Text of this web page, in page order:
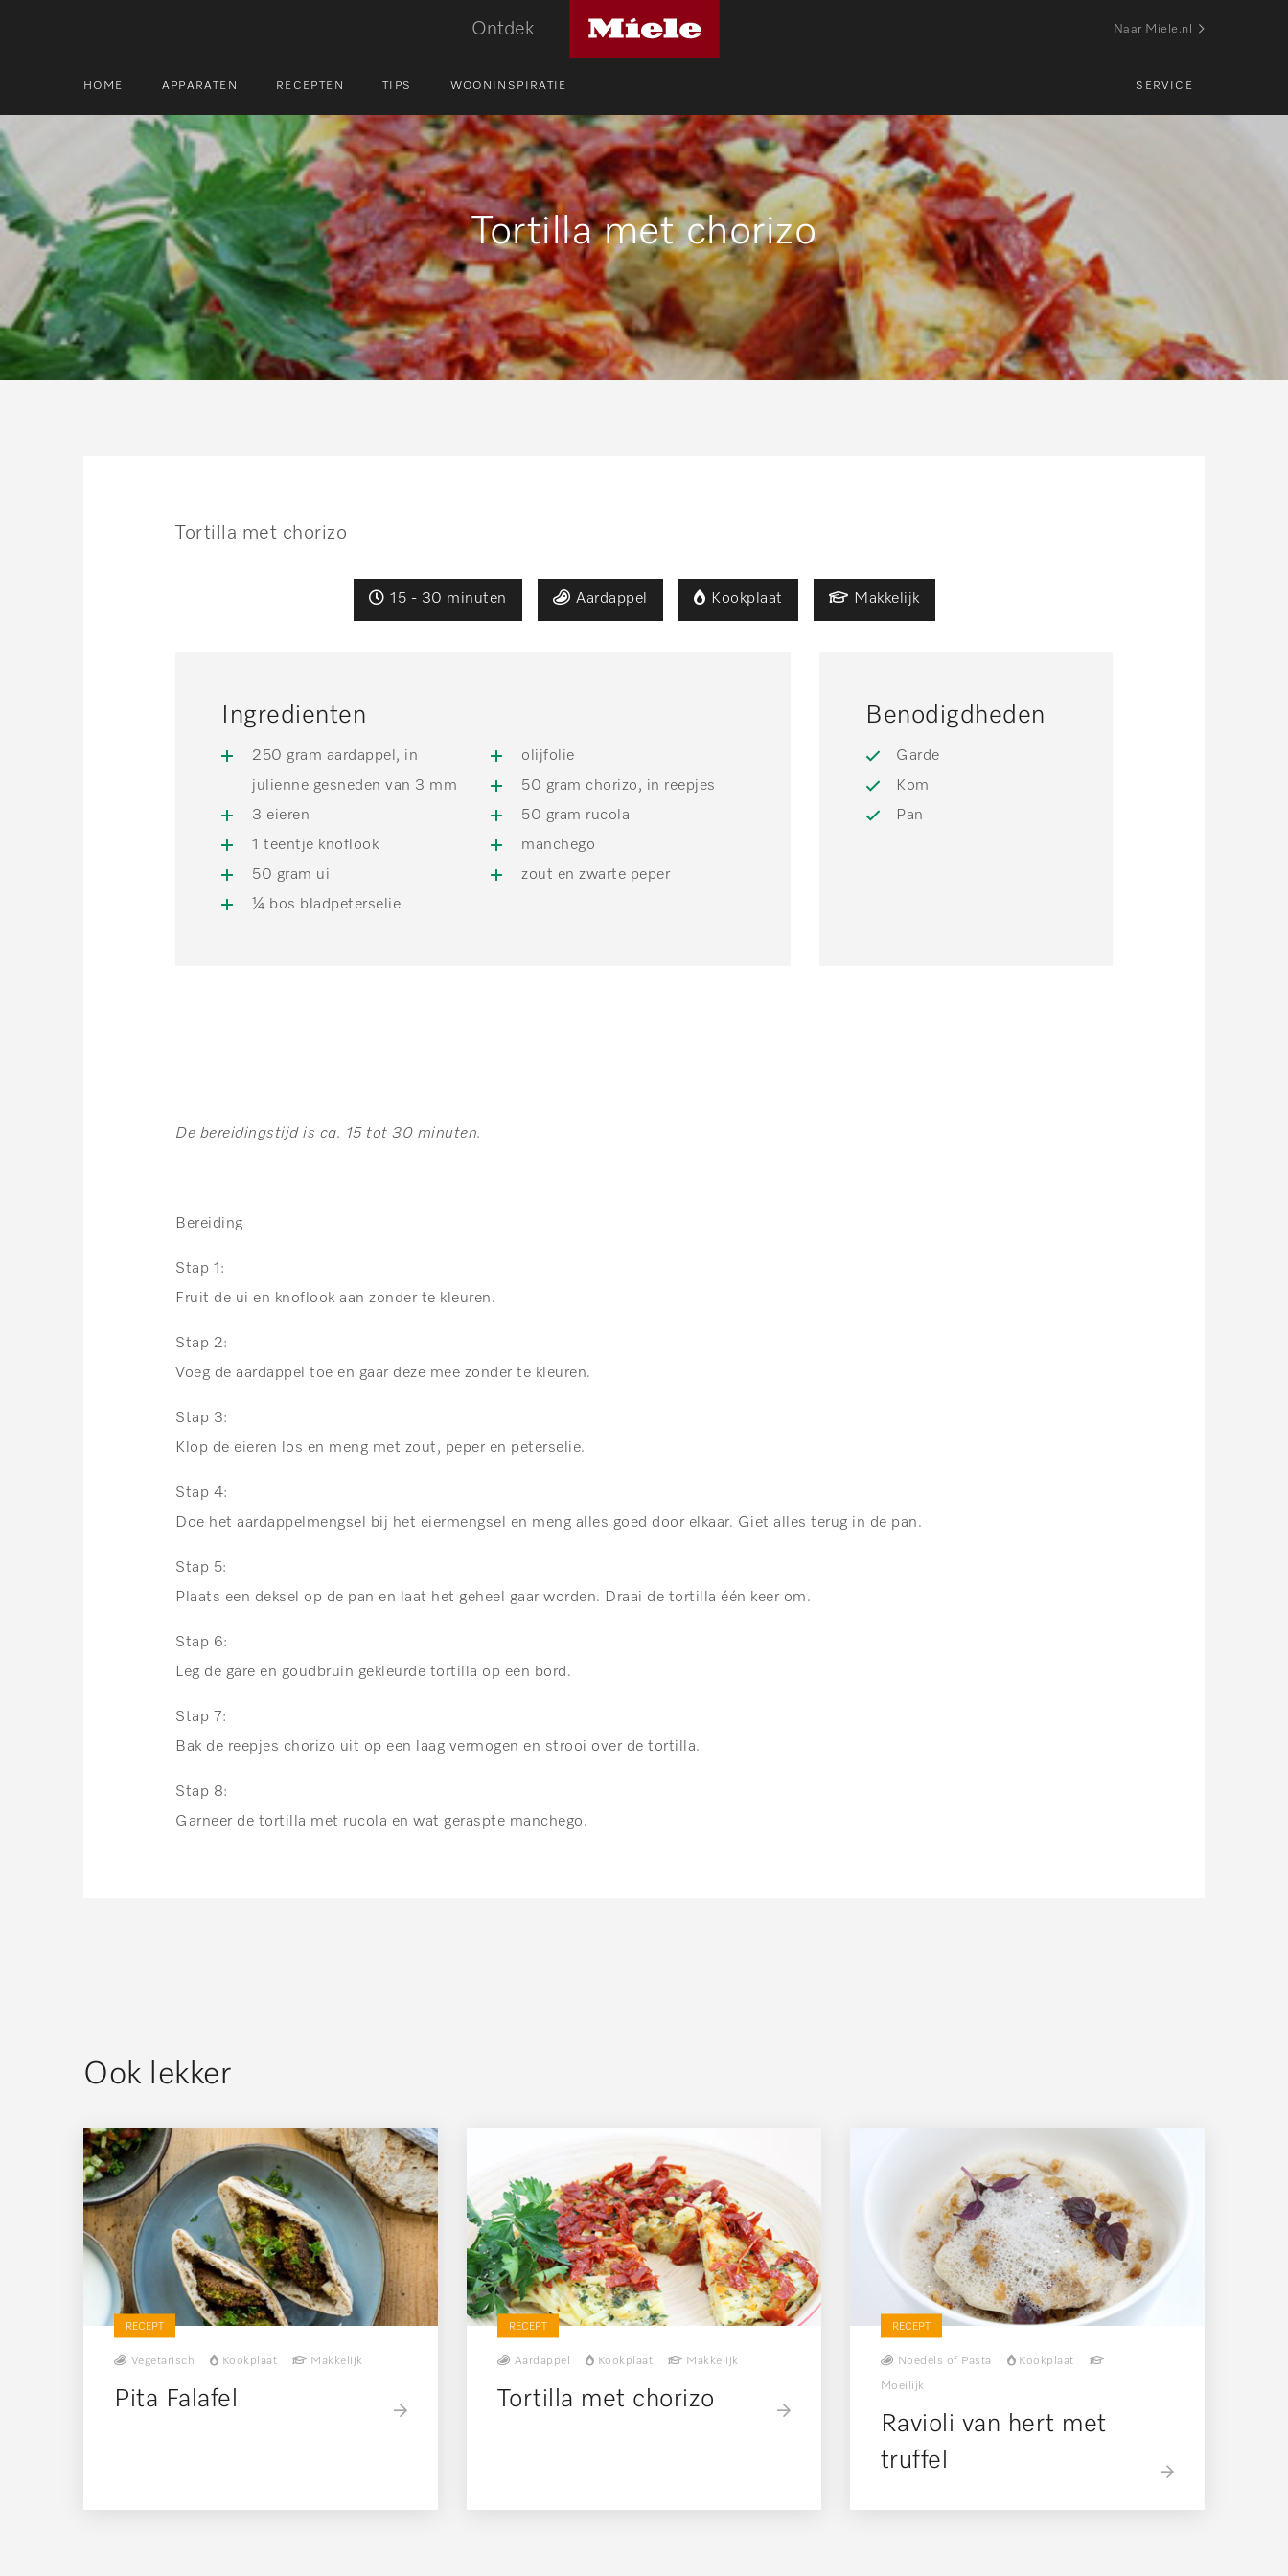
Ontdek
logo
Naar Miele.nl
HOME APPARATEN RECEPTEN TIPS WOONINSPIRATIE SERVICE
Zoek
Zoek
Tortilla met chorizo
Tortilla met chorizo
15 - 30 minuten Aardappel Kookplaat Makkelijk
Ingredienten
250 gram aardappel, in
julienne gesneden van 3 mm
3 eieren
1 teentje knoflook
50 gram ui
¼ bos bladpeterselie
olijfolie
50 gram chorizo, in reepjes
50 gram rucola
manchego
zout en zwarte peper
Benodigdheden
Garde
Kom
Pan
De bereidingstijd is ca. 15 tot 30 minuten.
Bereiding
Stap 1:
Fruit de ui en knoflook aan zonder te kleuren.
Stap 2:
Voeg de aardappel toe en gaar deze mee zonder te kleuren.
Stap 3:
Klop de eieren los en meng met zout, peper en peterselie.
Stap 4:
Doe het aardappelmengsel bij het eiermengsel en meng alles goed door elkaar. Giet alles terug in de pan.
Stap 5:
Plaats een deksel op de pan en laat het geheel gaar worden. Draai de tortilla één keer om.
Stap 6:
Leg de gare en goudbruin gekleurde tortilla op een bord.
Stap 7:
Bak de reepjes chorizo uit op een laag vermogen en strooi over de tortilla.
Stap 8:
Garneer de tortilla met rucola en wat geraspte manchego.
Ook lekker
RECEPT
Vegetarisch Kookplaat Makkelijk
Pita Falafel
RECEPT
Aardappel Kookplaat Makkelijk
Tortilla met chorizo
RECEPT
Noedels of Pasta Kookplaat
Moeilijk
Ravioli van hert met
truffel